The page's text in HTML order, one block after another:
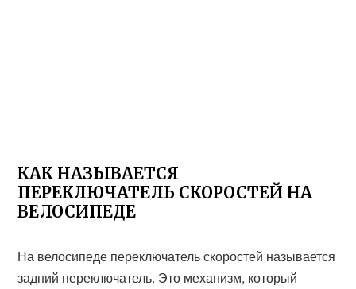
КАК НАЗЫВАЕТСЯ
ПЕРЕКЛЮЧАТЕЛЬ СКОРОСТЕЙ НА
ВЕЛОСИПЕДЕ
На велосипеде переключатель скоростей называется
задний переключатель. Это механизм, который